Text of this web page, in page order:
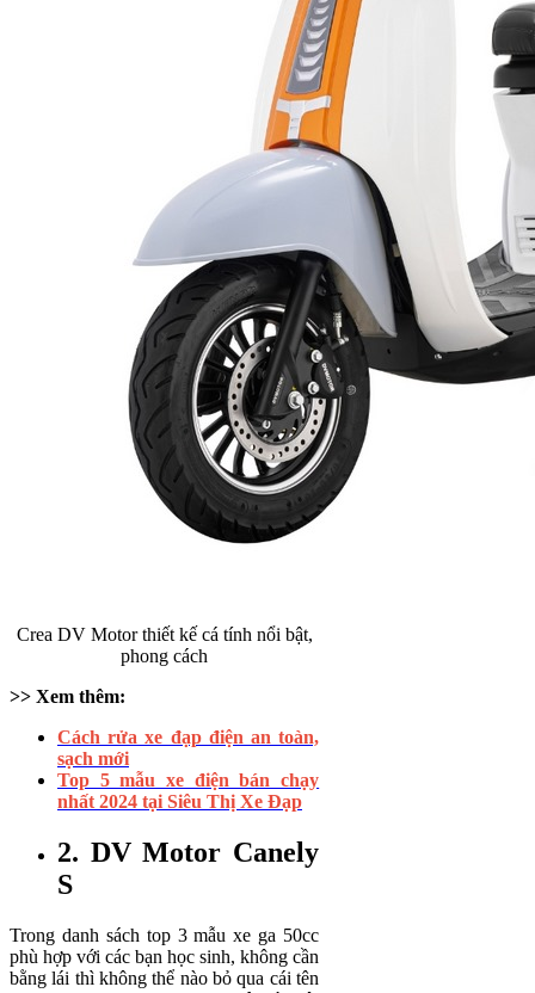
Crea DV Motor thiết kế cá tính nổi bật,
phong cách
>> Xem thêm:
Cách rửa xe đạp điện an toàn,
sạch mới
Top 5 mẫu xe điện bán chạy
nhất 2024 tại Siêu Thị Xe Đạp
2. DV Motor Canely
S
Trong danh sách top 3 mẫu xe ga 50cc
phù hợp với các bạn học sinh, không cần
bằng lái thì không thể nào bỏ qua cái tên